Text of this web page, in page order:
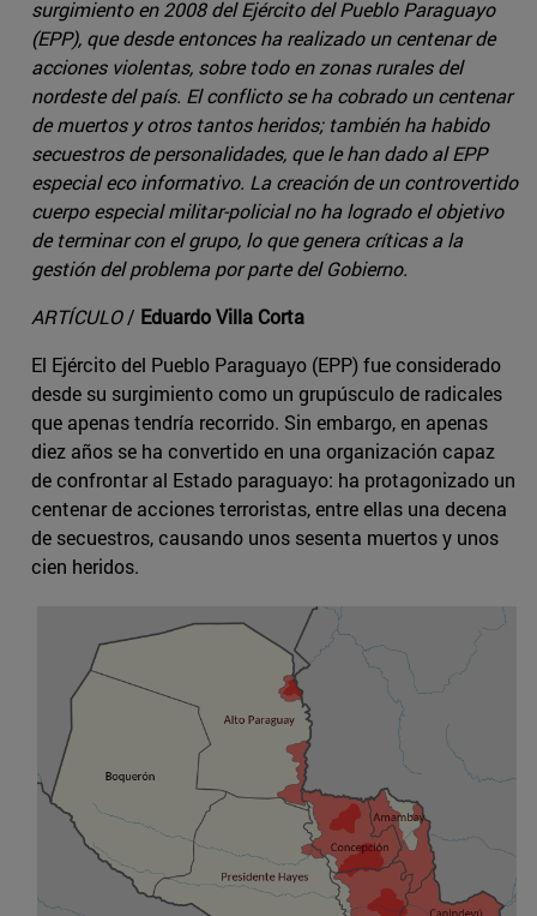
surgimiento en 2008 del Ejército del Pueblo Paraguayo
(EPP), que desde entonces ha realizado un centenar de
acciones violentas, sobre todo en zonas rurales del
nordeste del país. El conflicto se ha cobrado un centenar
de muertos y otros tantos heridos; también ha habido
secuestros de personalidades, que le han dado al EPP
especial eco informativo. La creación de un controvertido
cuerpo especial militar-policial no ha logrado el objetivo
de terminar con el grupo, lo que genera críticas a la
gestión del problema por parte del Gobierno.
ARTÍCULO/ Eduardo Villa Corta
El Ejército del Pueblo Paraguayo (EPP) fue considerado
desde su surgimiento como un grupúsculo de radicales
que apenas tendría recorrido. Sin embargo, en apenas
diez años se ha convertido en una organización capaz
de confrontar al Estado paraguayo: ha protagonizado un
centenar de acciones terroristas, entre ellas una decena
de secuestros, causando unos sesenta muertos y unos
cien heridos.